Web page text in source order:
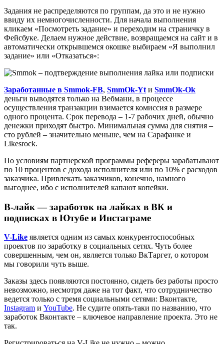
Задания не распределяются по группам, да это и не нужно
ввиду их немногочисленности. Для начала выполнения
кликаем «Посмотреть задание» и переходим на страничку в
Фейсбуке. Делаем нужное действие, возвращаемся на сайт и в
автоматически открывшемся окошке выбираем «Я выполнил
задание» или «Отказаться»:
Заработанные в Smmok-FB, SmmOk-Yt и SmmOk-Ok
деньги выводятся только на Вебмани, в процессе
осуществления транзакции взимается комиссия в размере
одного процента. Срок перевода – 1-7 рабочих дней, обычно
денежки приходят быстро. Минимальная сумма для снятия –
сто рублей – значительно меньше, чем на Сарафанке и
Likesrock.
По условиям партнерской программы рефереры зарабатывают
по 10 процентов с дохода исполнителя или по 10% с расходов
заказчика. Привлекать заказчиков, конечно, намного
выгоднее, ибо с исполнителей капают копейки.
В-лайк — заработок на лайках в ВК и
подписках в Ютубе и Инстаграме
V-Like является одним из самых конкурентоспособных
проектов по заработку в социальных сетях. Чуть более
совершенным, чем он, является только ВкТаргет, о котором
мы говорили чуть выше.
Заказы здесь появляются постоянно, сидеть без работы просто
невозможно, несмотря даже на тот факт, что сотрудничество
ведется только с тремя социальными сетями: Вконтакте,
Instagram и YouTube. Не судите опять-таки по названию, что
заработок Вконтакте – ключевое направление проекта. Это не
так.